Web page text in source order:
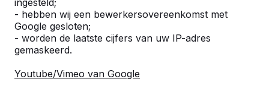
ingesteld;
- hebben wij een bewerkersovereenkomst met
Google gesloten;
- worden de laatste cijfers van uw IP-adres
gemaskeerd.
Youtube/Vimeo van Google
Alles weergeven
Zoek op plaats of postcode